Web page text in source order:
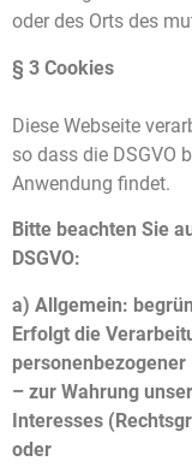
oder des Orts des
§ 3 Cookies
Diese Webseite
so dass die DSGVO
Anwendung findet.
Bitte beachten Sie
DSGVO:
a) Allgemein:
Erfolgt die
personenbezogener
– zur Wahrung
Interesses
oder